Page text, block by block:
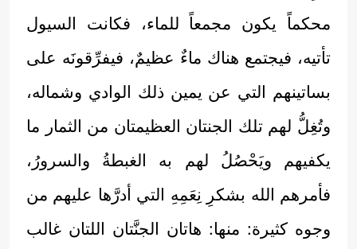
محكماً يكون مجمعاً للماء، فكانت السيول
تأتيه، فيجتمع هناك ماءٌ عظيمٌ، فيفرِّقونَه على
بساتينهم التي عن يمين ذلك الوادي وشماله،
وتُغِلُّ لهم تلك الجنتان العظيمتان من الثمار ما
يكفيهم ويَحْصُلُ لهم به الغبطةُ والسرورُ،
فأمرهم الله بشكرِ نِعَمِهِ التي أدرَّها عليهم من
وجوه كثيرة: منها: هاتان الجنَّتان اللتان غالب